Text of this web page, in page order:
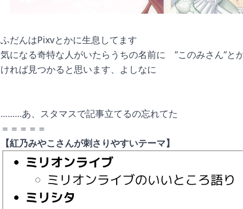
ふだんはPixvとかに生息してます
気になる奇特な人がいたらうちの名前に　”このみさん”と
ければ見つかると思います、よしなに
………あ、スタマスで記事立てるの忘れてた
＝＝＝＝＝
【紅乃みやこさんが刺さりやすいテーマ】